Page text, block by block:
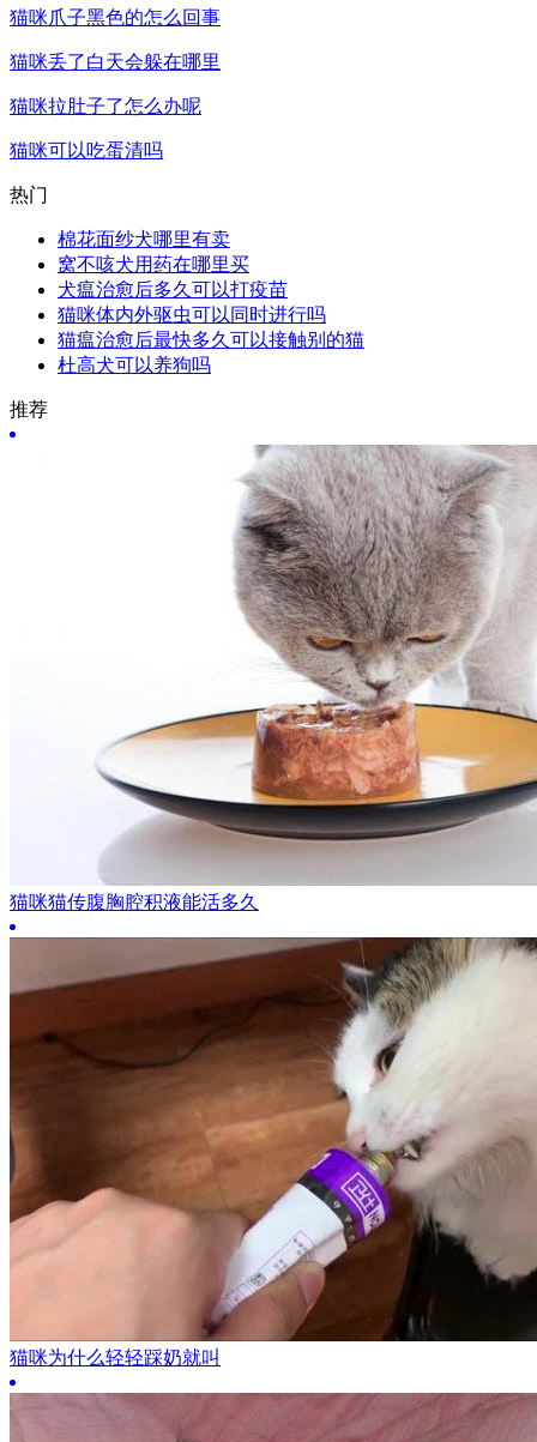
猫咪爪子黑色的怎么回事
猫咪丢了白天会躲在哪里
猫咪拉肚子了怎么办呢
猫咪可以吃蛋清吗
热门
棉花面纱犬哪里有卖
窝不咳犬用药在哪里买
犬瘟治愈后多久可以打疫苗
猫咪体内外驱虫可以同时进行吗
猫瘟治愈后最快多久可以接触别的猫
杜高犬可以养狗吗
推荐
猫咪猫传腹胸腔积液能活多久
猫咪为什么轻轻踩奶就叫